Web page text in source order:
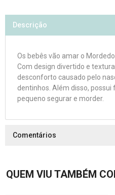
Descrição
Os bebês vão amar o
Com design divertido e
desconforto causado pelo
dentinhos. Além disso,
pequeno segurar e morder.
Comentários
QUEM VIU TAMBÉM